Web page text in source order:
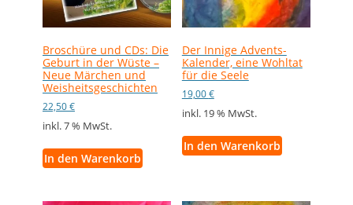
Broschüre und CDs: Die
Geburt in der Wüste –
Neue Märchen und
Weisheitsgeschichten
22,50€
inkl. 7 % MwSt.
In den Warenkorb
Der Innige Advents-
Kalender, eine Wohltat
für die Seele
19,00€
inkl. 19 % MwSt.
In den Warenkorb